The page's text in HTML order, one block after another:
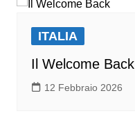
ITALIA
Il Welcome Back
12 Febbraio 2026